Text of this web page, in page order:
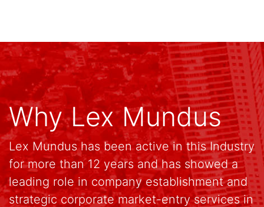
Why Lex Mundus
Lex Mundus has been active in this Industry
for more than 12 years and has showed a
leading role in company establishment and
strategic corporate market-entry services in